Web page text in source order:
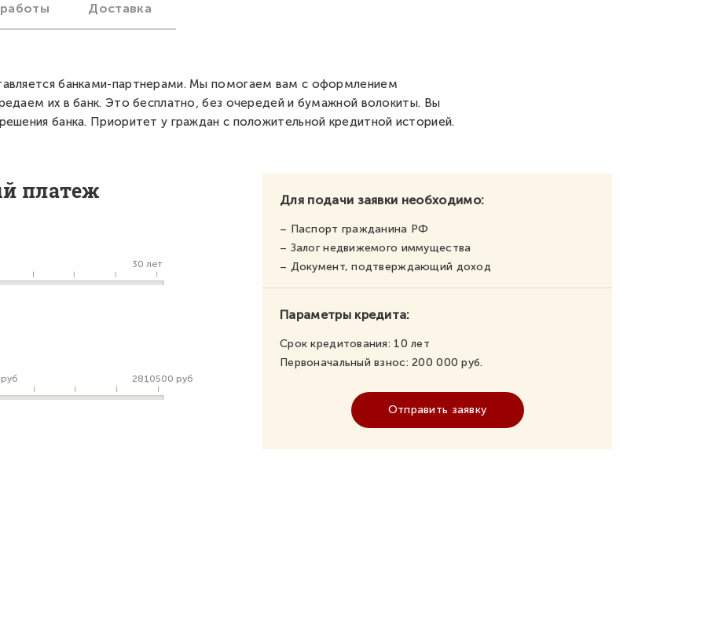
Доставка
банками-партнерами. Мы помогаем вам с оформлением
их в банк. Это бесплатно, без очередей и бумажной волокиты. Вы
банка. Приоритет у граждан с положительной кредитной историей.
платеж
30 лет
2810500 руб
Для подачи заявки необходимо:
– Паспорт гражданина РФ
– Залог недвижемого иммущества
– Документ, подтверждающий доход
Параметры кредита:
Срок кредитования: 10 лет
Первоначальный взнос: 200 000 руб.
Отправить заявку